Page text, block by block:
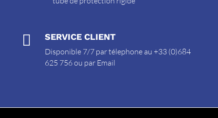
 SERVICE CLIENT
Disponible 7/7 par télephone au +33 (0)684
625 756 ou par Email